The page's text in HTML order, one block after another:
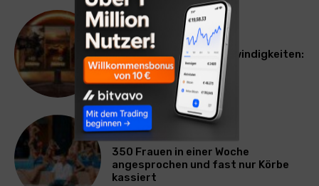
TECHNIK
Monitor mit drei Geschwindigkeiten:
AOC GAMING CQ32G4ZA
LIFESTYLE
350 Frauen in einer Woche
angesprochen und fast nur Körbe
kassiert